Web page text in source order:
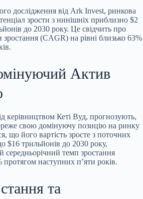
дослідження від Ark Invest, ринкова
зрости з нинішніх приблизно $2
до 2030 року. Це свідчить про
(CAGR) на рівні близько 63%
Актив
керівництвом Кеті Вуд, прогнозують,
свою домінуючу позицію на ринку
що його вартість зросте з поточних
$16 трильйонів до 2030 року,
темп зростання
наступних п’яти років.
та